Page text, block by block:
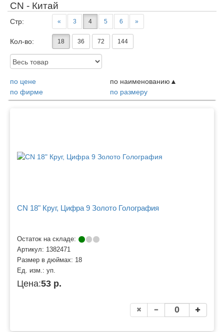
CN - Китай
Стр: « 3 4 5 6 »
Кол-во: 18 36 72 144
Доступность:
по цене
по наименованию
по фирме
по размеру
CN 18" Круг, Цифра 9 Золото Голография
Остаток на складе:
Артикул: 1382471
Размер в дюймах: 18
Ед. изм.: уп.
Цена:53 р.